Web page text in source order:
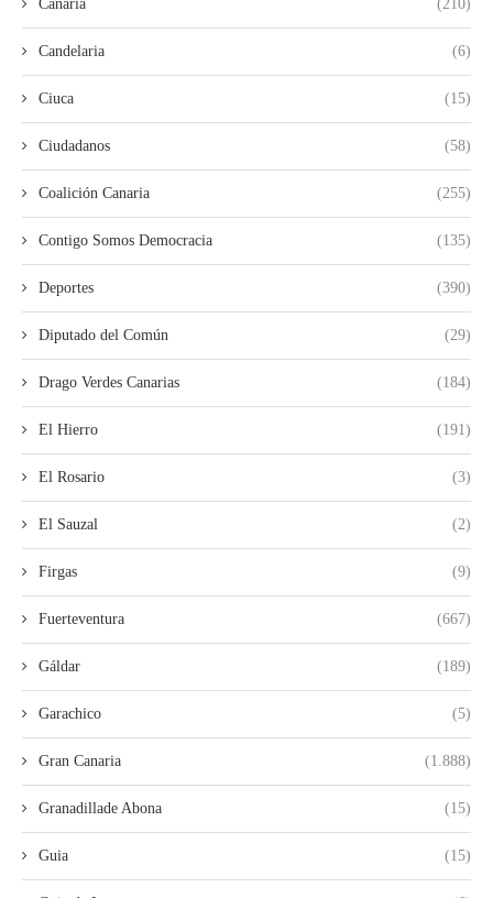
Canaria (210)
Candelaria (6)
Ciuca (15)
Ciudadanos (58)
Coalición Canaria (255)
Contigo Somos Democracia (135)
Deportes (390)
Diputado del Común (29)
Drago Verdes Canarias (184)
El Hierro (191)
El Rosario (3)
El Sauzal (2)
Firgas (9)
Fuerteventura (667)
Gáldar (189)
Garachico (5)
Gran Canaria (1.888)
Granadillade Abona (15)
Guia (15)